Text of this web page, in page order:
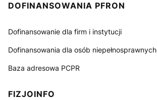
Linki w stopce
DOFINANSOWANIA PFRON
Dofinansowanie dla firm i instytucji
Dofinansowania dla osób niepełnosprawnych
Baza adresowa PCPR
FIZJOINFO